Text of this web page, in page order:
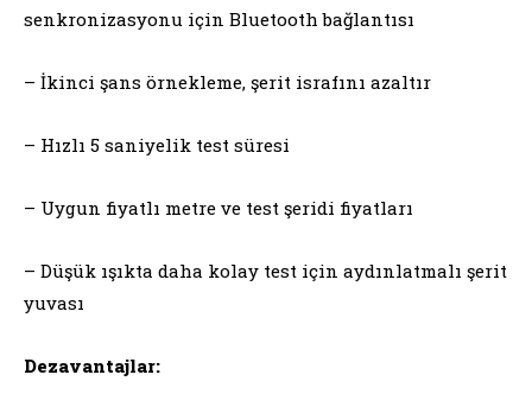
senkronizasyonu için Bluetooth bağlantısı
– İkinci şans örnekleme, şerit israfını azaltır
– Hızlı 5 saniyelik test süresi
– Uygun fiyatlı metre ve test şeridi fiyatları
– Düşük ışıkta daha kolay test için aydınlatmalı şerit
yuvası
Dezavantajlar: